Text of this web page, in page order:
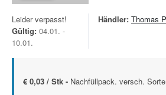
Leider verpasst!
Gültig: 04.01. -
10.01.
Händler: Thomas
€ 0,03 / Stk - Nachfüllpack. versch.